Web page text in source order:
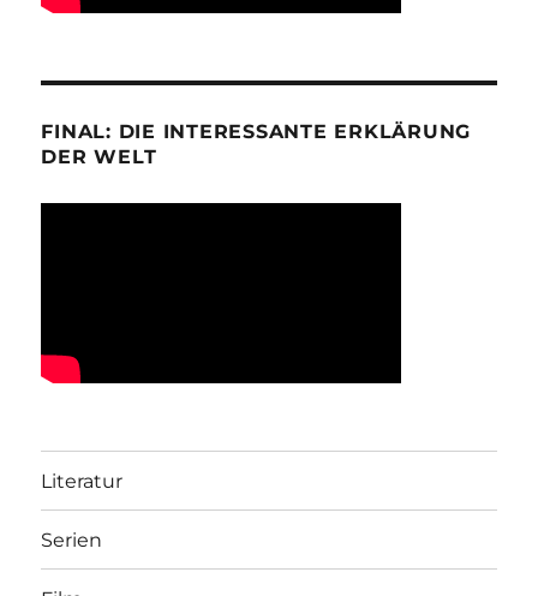
FINAL: DIE INTERESSANTE ERKLÄRUNG
DER WELT
Literatur
Serien